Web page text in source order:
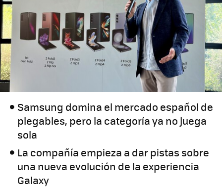
Samsung domina el mercado español de
plegables, pero la categoría ya no juega
sola
La compañía empieza a dar pistas sobre
una nueva evolución de la experiencia
Galaxy